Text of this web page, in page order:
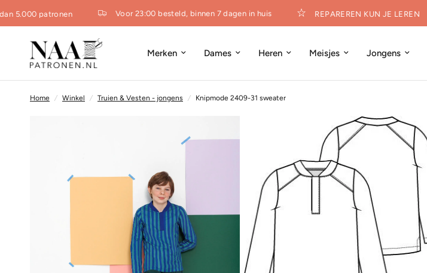
5.000 patronen Voor 23:00 besteld, binnen 7 dagen in huis REPAREREN KUN JE LEREN
Merken Dames Heren Meisjes Jongens
Home / Winkel / Truien & Vesten - jongens / Knipmode 2409-31 sweater